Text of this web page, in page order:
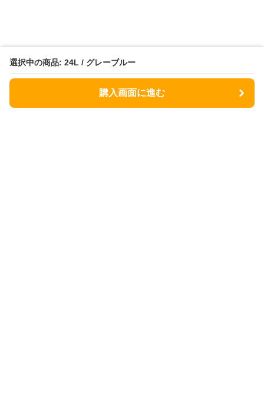
選択中の商品: 24L / グレーブルー
購入画面に進む